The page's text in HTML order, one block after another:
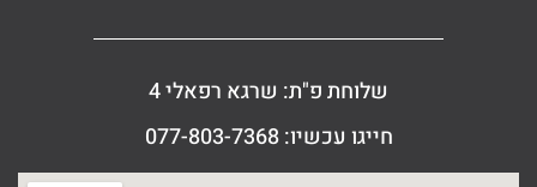
שלוחת פ"ת: שרגא רפאלי 4
חייגו עכשיו: 077-803-7368